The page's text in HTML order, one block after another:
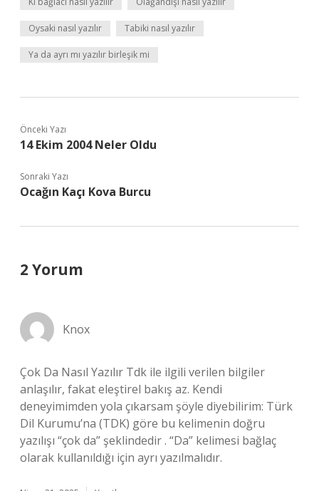
Oysaki nasıl yazılır Tabiki nasıl yazılır
Ya da ayrı mı yazılır birleşik mi
Önceki Yazı
14 Ekim 2004 Neler Oldu
Sonraki Yazı
Ocağın Kaçı Kova Burcu
2 Yorum
Knox
Çok Da Nasıl Yazılır Tdk ile ilgili verilen bilgiler
anlaşılır, fakat eleştirel bakış az. Kendi
deneyimimden yola çıkarsam şöyle diyebilirim: Türk
Dil Kurumu’na (TDK) göre bu kelimenin doğru
yazılışı “çok da” şeklindedir . “Da” kelimesi bağlaç
olarak kullanıldığı için ayrı yazılmalıdır.